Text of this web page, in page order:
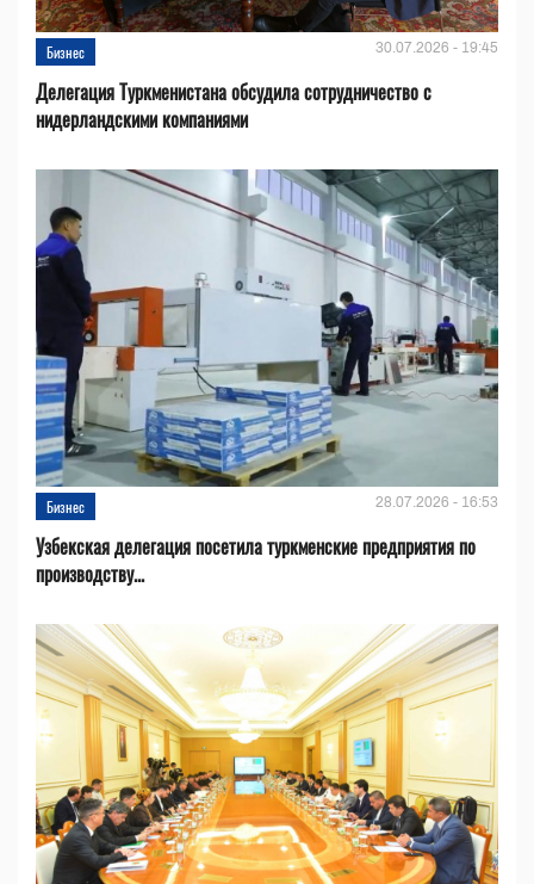
Бизнес 30.07.2026 - 19:45
Делегация Туркменистана обсудила сотрудничество с
нидерландскими компаниями
Бизнес 28.07.2026 - 16:53
Узбекская делегация посетила туркменские предприятия по
производству...